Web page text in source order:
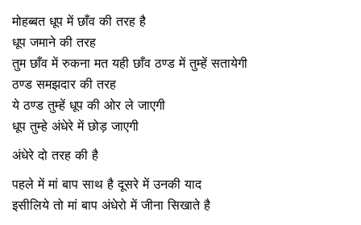
मोहब्बत धूप में छाँव की तरह है
धूप जमाने की तरह
तुम छाँव में रुकना मत यही छाँव ठण्ड में तुम्हें सतायेगी
ठण्ड समझदार की तरह
ये ठण्ड तुम्हें धूप की ओर ले जाएगी
धूप तुम्हे अंधेरे में छोड़ जाएगी
अंधेरे दो तरह की है
पहले में मां बाप साथ है दूसरे में उनकी याद
इसीलिये तो मां बाप अंधेरो में जीना सिखाते है